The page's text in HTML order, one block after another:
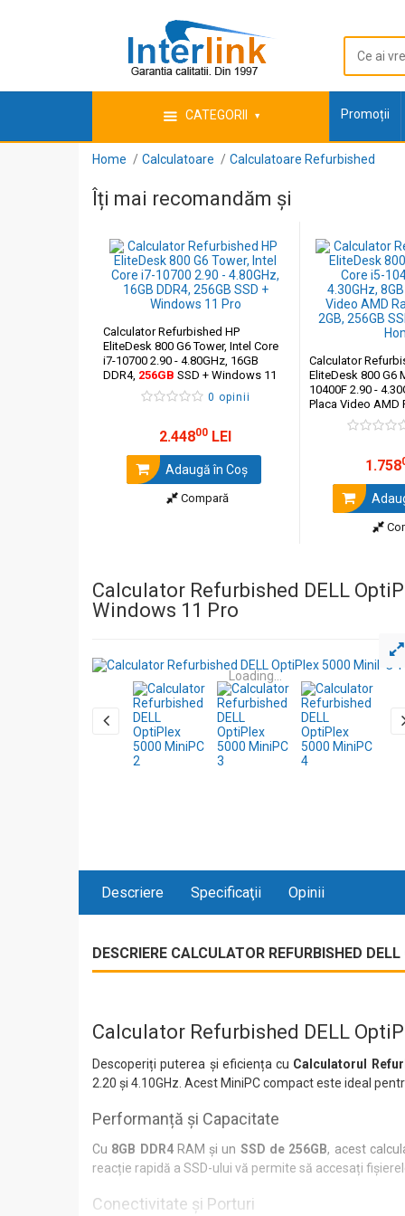
CATEGORII Promoții
Home Calculatoare Calculatoare Refurbished
Îți mai recomandăm și
Calculator Refurbished HP
EliteDesk 800 G6 Tower, Intel Core
i7-10700 2.90 - 4.80GHz, 16GB
DDR4, 256GB SSD + Windows 11
0 opinii
2.44800 LEI
Adaugă în Coş
Compară
Calculator
EliteDesk 800 G6
10400F 2.90 -
Placa Video AMD
256GB
SSD,
1.758
Calculator Refurbished DELL
Windows 11 Pro
Loading...
Descriere Specificaţii Opinii
DESCRIERE CALCULATOR REFURBISHED
Calculator Refurbished DELL
Descoperiți puterea și eficiența cu Calculatorul
2.20 și 4.10GHz. Acest MiniPC compact este ideal
Performanță și Capacitate
Cu 8GB DDR4RAM și un SSD de 256GB, acest
reacție rapidă a SSD-ului vă permite să accesați
Conectivitate și Porturi